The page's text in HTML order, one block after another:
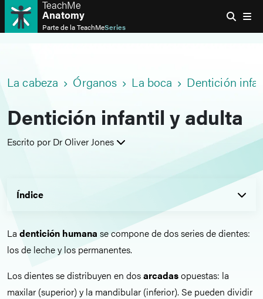
TeachMe
Anatomy
Parte de laTeachMeSeries
La cabeza Órganos La boca Dentición
Dentición infantil y adulta
Escrito por Dr Oliver Jones
Índice
La dentición humana se compone de dos series de dientes:
los de leche y los permanentes.
Los dientes se distribuyen en dosarcadasopuestas: la
maxilar (superior) y la mandibular (inferior). Se pueden dividir